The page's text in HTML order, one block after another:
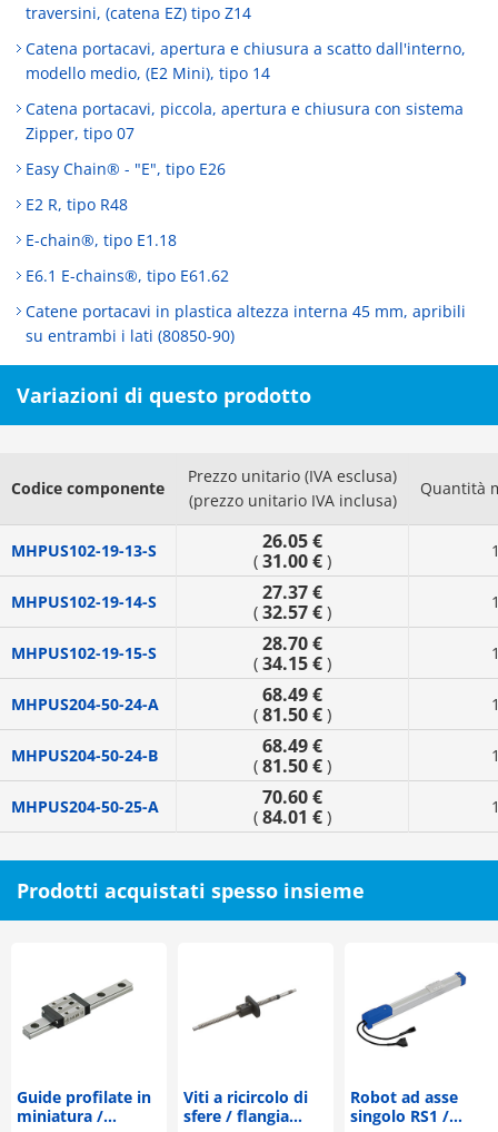
traversini, (catena EZ) tipo Z14
Catena portacavi, apertura e chiusura a scatto dall'interno,
modello medio, (E2 Mini), tipo 14
Catena portacavi, piccola, apertura e chiusura con sistema
Zipper, tipo 07
Easy Chain® - "E", tipo E26
E2 R, tipo R48
E-chain®, tipo E1.18
E6.1 E-chains®, tipo E61.62
Catene portacavi in plastica altezza interna 45 mm, apribili
su entrambi i lati (80850-90)
Variazioni di questo prodotto
Codice componente
Prezzo unitario (IVA esclusa)
(prezzo unitario IVA inclusa)
Quantità
MHPUS102-19-13-S 26.05 €
( 31.00 € )
MHPUS102-19-14-S 27.37 €
( 32.57 € )
MHPUS102-19-15-S 28.70 €
( 34.15 € )
MHPUS204-50-24-A 68.49 €
( 81.50 € )
MHPUS204-50-24-B 68.49 €
( 81.50 € )
MHPUS204-50-25-A 70.60 €
( 84.01 € )
Prodotti acquistati spesso insieme
Guide profilate in
miniatura /
Viti a ricircolo di
sfere / flangia
Robot ad asse
singolo RS1 /